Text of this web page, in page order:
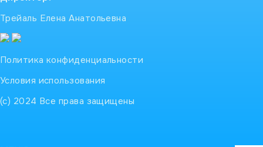
Трейаль Елена Анатольевна
Политика конфиденциальности
Условия использования
(с) 2024 Все права защищены